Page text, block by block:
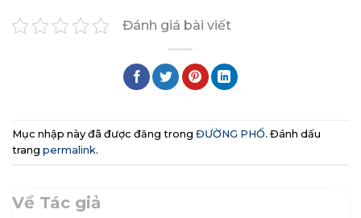
Đánh giá bài viết
Mục nhập này đã được đăng trong ĐƯỜNG PHỐ. Đánh dấu
trang permalink.
Về Tác giả